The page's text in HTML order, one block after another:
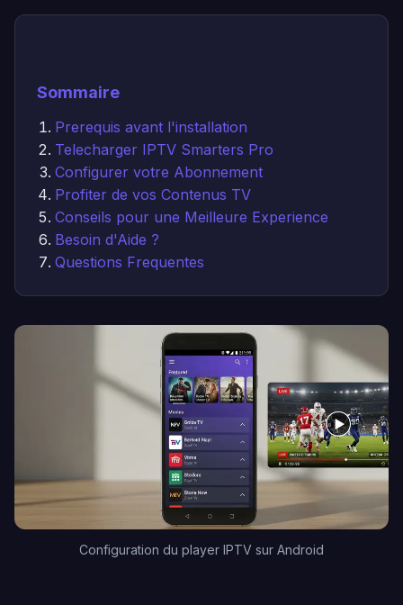
Sommaire
Prerequis avant l'installation
Telecharger IPTV Smarters Pro
Configurer votre Abonnement
Profiter de vos Contenus TV
Conseils pour une Meilleure Experience
Besoin d'Aide ?
Questions Frequentes
Configuration du player IPTV sur Android